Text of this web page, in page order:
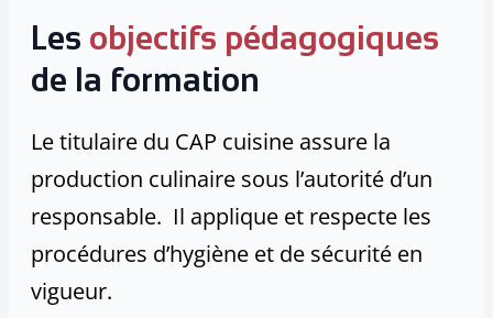
Les objectifs pédagogiques
de la formation
Le titulaire du CAP cuisine assure la
production culinaire sous l’autorité d’un
responsable. Il applique et respecte les
procédures d’hygiène et de sécurité en
vigueur.